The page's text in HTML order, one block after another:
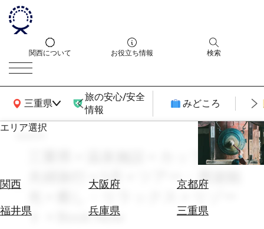
関西について お役立ち情報 検索
三重県
関西広域MAP
旅の安心/安全
情報
みどころ
エリア選択
関西 大阪府
京都府
福井県
兵庫県
三重県
エ
券
search
三重県 × 温泉施設 × カップル・
夫婦旅行 × 5月 × ツアー・周遊観
ト × Book Now